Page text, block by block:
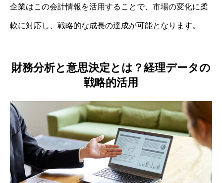
企業はこの会計情報を活用することで、市場の変化に柔
軟に対応し、戦略的な成長の達成が可能となります。
財務分析と意思決定とは？経理データの
戦略的活用